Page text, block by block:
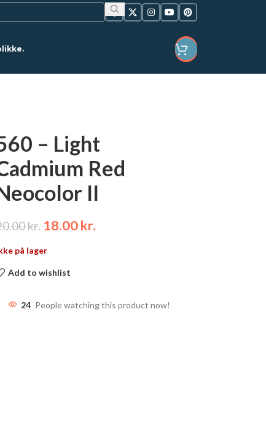
– Light
Red
II
kr. 18.00kr.
på lager
Add to wishlist
24 People watching this product now!